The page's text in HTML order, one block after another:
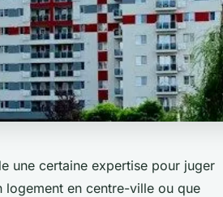
une certaine expertise pour juger
logement en centre-ville ou que